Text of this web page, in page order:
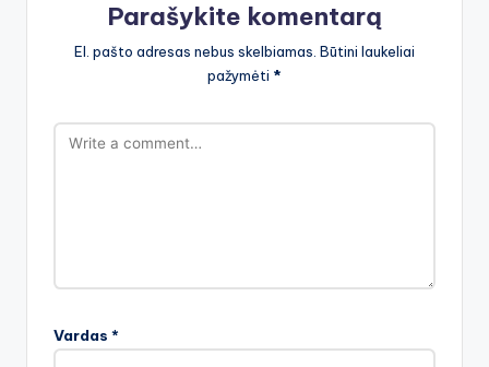
Parašykite komentarą
El. pašto adresas nebus skelbiamas. Būtini laukeliai
pažymėti *
Vardas *